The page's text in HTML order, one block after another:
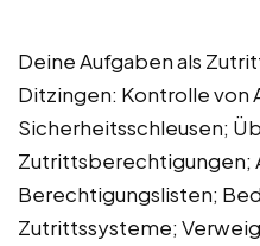
Deine Aufgaben als
Ditzingen: Kontrolle von
Sicherheitsschleusen;
Zutrittsberechtigungen;
Berechtigungslisten;
Zutrittssysteme;